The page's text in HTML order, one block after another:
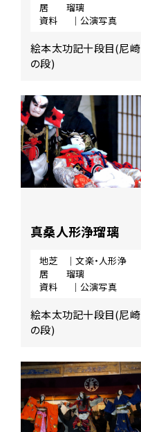
居
瑠璃
資料
｜公演写真
絵本太功記十段目(尼崎
の段)
真桑人形浄瑠璃
地芝
居
｜文楽・人形浄
瑠璃
資料
｜公演写真
絵本太功記十段目(尼崎
の段)